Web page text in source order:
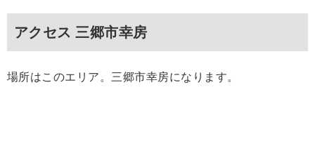
アクセス 三郷市幸房
場所はこのエリア。三郷市幸房になります。